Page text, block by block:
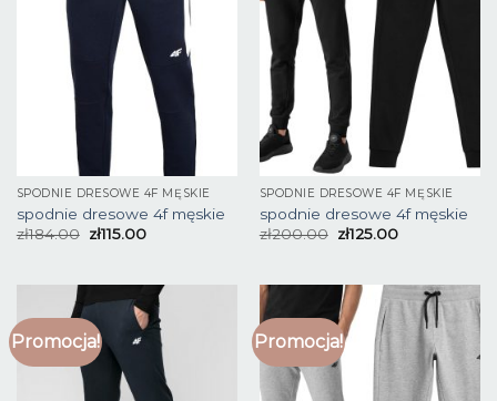
SPODNIE DRESOWE 4F MĘSKIE
spodnie dresowe 4f męskie
zł184.00 zł115.00
SPODNIE DRESOWE 4F MĘSKIE
spodnie dresowe 4f męskie
zł200.00 zł125.00
Promocja! Promocja!